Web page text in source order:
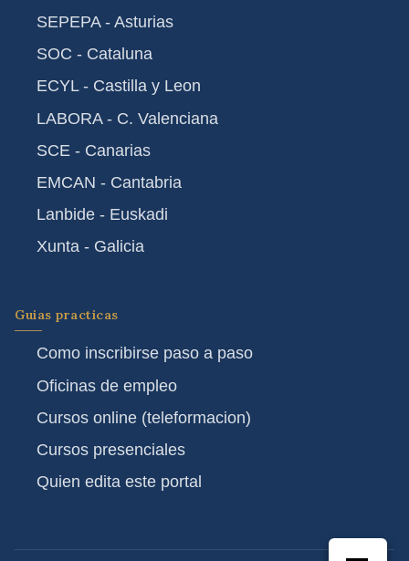
SEPEPA - Asturias
SOC - Cataluna
ECYL - Castilla y Leon
LABORA - C. Valenciana
SCE - Canarias
EMCAN - Cantabria
Lanbide - Euskadi
Xunta - Galicia
Guias practicas
Como inscribirse paso a paso
Oficinas de empleo
Cursos online (teleformacion)
Cursos presenciales
Quien edita este portal